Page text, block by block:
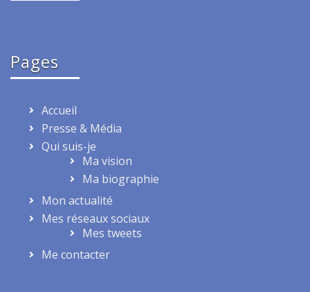
Pages
Accueil
Presse & Média
Qui suis-je
Ma vision
Ma biographie
Mon actualité
Mes réseaux sociaux
Mes tweets
Me contacter